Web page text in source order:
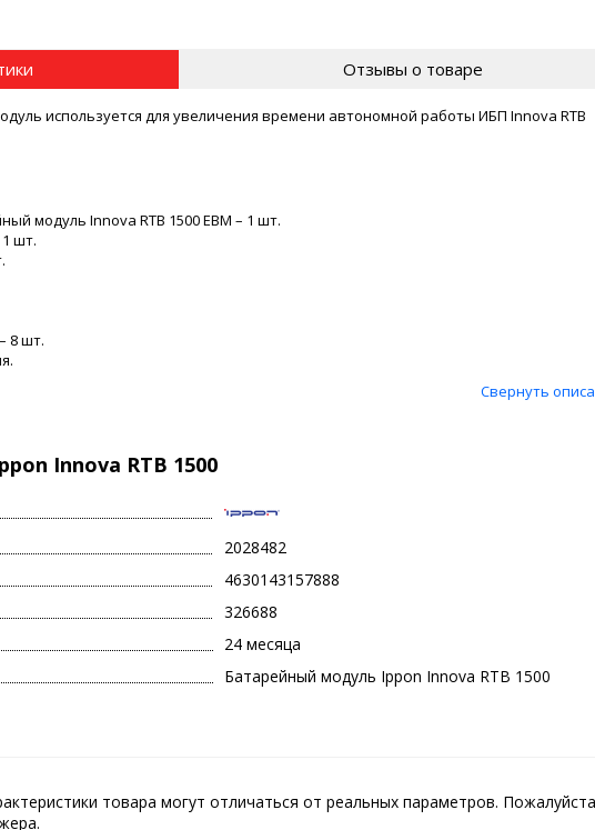
Отзывы о товаре
используется для увеличения времени автономной работы ИБП Innova RTB
модуль Innova RTB 1500 EBM – 1 шт.
шт.
8 шт.
Свернуть
Innova RTB 1500
2028482
4630143157888
326688
24 месяца
Батарейный модуль Ippon Innova RTB 1500
товара могут отличаться от реальных параметров.